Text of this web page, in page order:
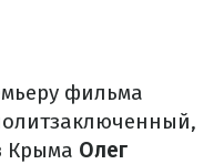
фильма
Крыма Олег